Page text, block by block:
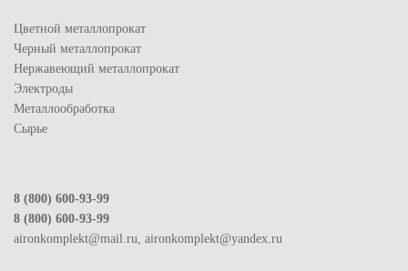
Цветной металлопрокат
Черный металлопрокат
Нержавеющий металлопрокат
Электроды
Металлообработка
Сырье
8 (800) 600-93-99
8 (800) 600-93-99
aironkomplekt@mail.ru, aironkomplekt@yandex.ru